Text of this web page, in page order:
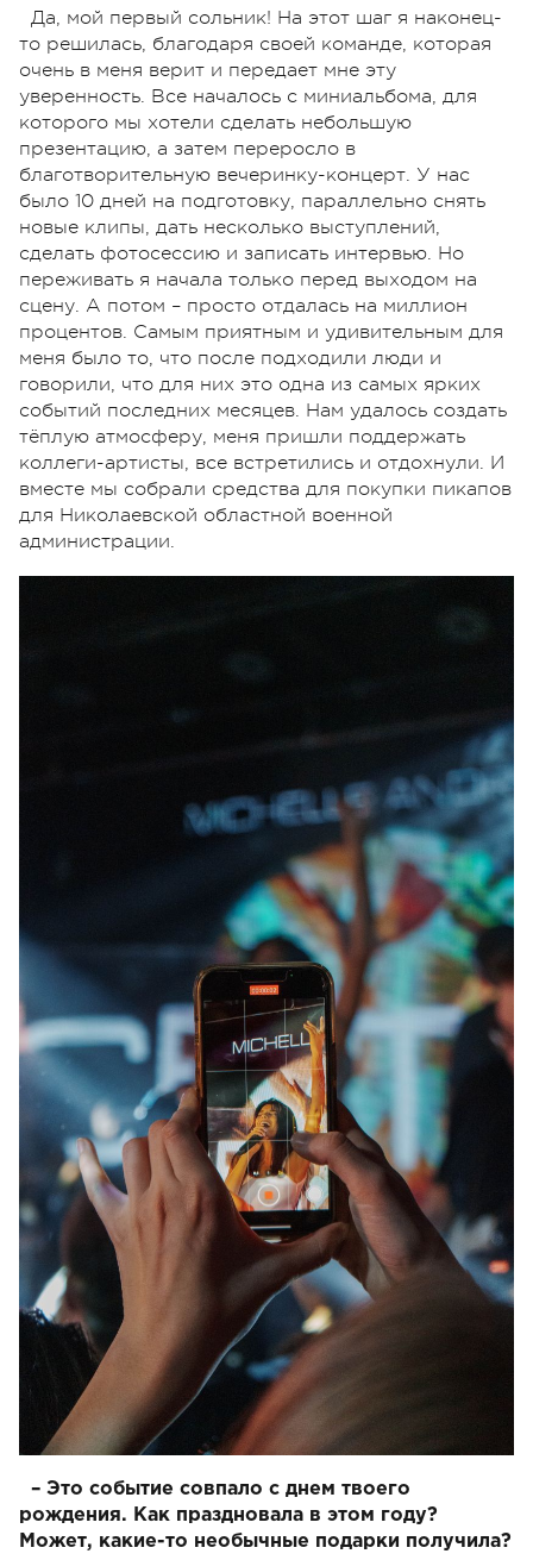
Да, мой первый сольник! На этот шаг я наконец-
то решилась, благодаря своей команде, которая
очень в меня верит и передает мне эту
уверенность. Все началось с миниальбома, для
которого мы хотели сделать небольшую
презентацию, а затем переросло в
благотворительную вечеринку-концерт. У нас
было 10 дней на подготовку, параллельно снять
новые клипы, дать несколько выступлений,
сделать фотосессию и записать интервью. Но
переживать я начала только перед выходом на
сцену. А потом – просто отдалась на миллион
процентов. Самым приятным и удивительным для
меня было то, что после подходили люди и
говорили, что для них это одна из самых ярких
событий последних месяцев. Нам удалось создать
тёплую атмосферу, меня пришли поддержать
коллеги-артисты, все встретились и отдохнули. И
вместе мы собрали средства для покупки пикапов
для Николаевской областной военной
администрации.
– Это событие совпало с днем ​​твоего
рождения. Как праздновала в этом году?
Может, какие-то необычные подарки получила?